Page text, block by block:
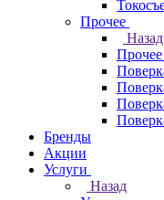
Прочее
Назад
Прочее
Бренды
Акции
Услуги
Назад